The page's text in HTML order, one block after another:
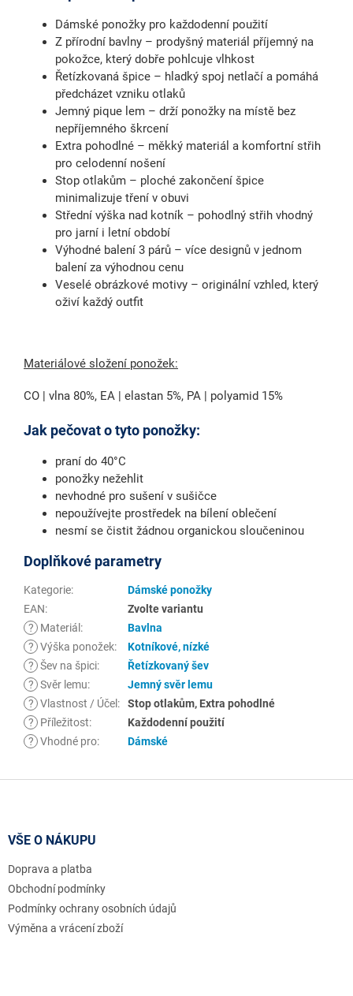
Dámské ponožky pro každodenní použití
Z přírodní bavlny – prodyšný materiál příjemný na
pokožce, který dobře pohlcuje vlhkost
Řetízkovaná špice – hladký spoj netlačí a pomáhá
předcházet vzniku otlaků
Jemný pique lem – drží ponožky na místě bez
nepříjemného škrcení
Extra pohodlné – měkký materiál a komfortní střih
pro celodenní nošení
Stop otlakům – ploché zakončení špice
minimalizuje tření v obuvi
Střední výška nad kotník – pohodlný střih vhodný
pro jarní i letní období
Výhodné balení 3 párů – více designů v jednom
balení za výhodnou cenu
Veselé obrázkové motivy – originální vzhled, který
oživí každý outfit
Materiálové složení ponožek:
CO | vlna 80%, EA | elastan 5%, PA | polyamid 15%
Jak pečovat o tyto ponožky:
praní do 40°C
ponožky nežehlit
nevhodné pro sušení v sušičce
nepoužívejte prostředek na bílení oblečení
nesmí se čistit žádnou organickou sloučeninou
Doplňkové parametry
Kategorie:
Dámské ponožky
EAN:
Zvolte variantu
?
Materiál :
Bavlna
? Výška ponožek:
Kotníkové, nízké
? Šev na špici:
Řetízkovaný šev
? Svěr lemu:
Jemný svěr lemu
? Vlastnost / Účel :
Stop otlakům, Extra pohodlné
?
Příležitost:
Každodenní použití
? Vhodné pro: Dámské
VŠE O NÁKUPU
Doprava a platba
Obchodní podmínky
Podmínky ochrany osobních údajů
Výměna a vrácení zboží